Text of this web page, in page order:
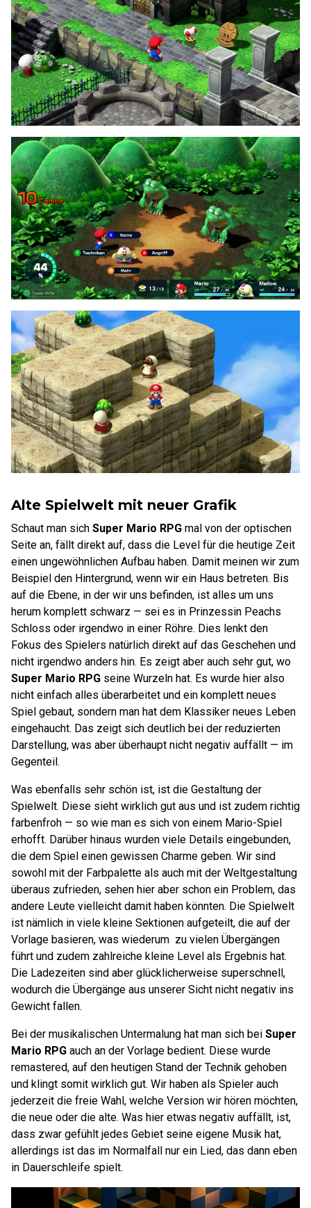
Alte Spielwelt mit neuer Grafik
Schaut man sich Super Mario RPG mal von der optischen
Seite an, fällt direkt auf, dass die Level für die heutige Zeit
einen ungewöhnlichen Aufbau haben. Damit meinen wir zum
Beispiel den Hintergrund, wenn wir ein Haus betreten. Bis
auf die Ebene, in der wir uns befinden, ist alles um uns
herum komplett schwarz — sei es in Prinzessin Peachs
Schloss oder irgendwo in einer Röhre. Dies lenkt den
Fokus des Spielers natürlich direkt auf das Geschehen und
nicht irgendwo anders hin. Es zeigt aber auch sehr gut, wo
Super Mario RPG seine Wurzeln hat. Es wurde hier also
nicht einfach alles überarbeitet und ein komplett neues
Spiel gebaut, sondern man hat dem Klassiker neues Leben
eingehaucht. Das zeigt sich deutlich bei der reduzierten
Darstellung, was aber überhaupt nicht negativ auffällt — im
Gegenteil.
Was ebenfalls sehr schön ist, ist die Gestaltung der
Spielwelt. Diese sieht wirklich gut aus und ist zudem richtig
farbenfroh — so wie man es sich von einem Mario-Spiel
erhofft. Darüber hinaus wurden viele Details eingebunden,
die dem Spiel einen gewissen Charme geben. Wir sind
sowohl mit der Farbpalette als auch mit der Weltgestaltung
überaus zufrieden, sehen hier aber schon ein Problem, das
andere Leute vielleicht damit haben könnten. Die Spielwelt
ist nämlich in viele kleine Sektionen aufgeteilt, die auf der
Vorlage basieren, was wiederum zu vielen Übergängen
führt und zudem zahlreiche kleine Level als Ergebnis hat.
Die Ladezeiten sind aber glücklicherweise superschnell,
wodurch die Übergänge aus unserer Sicht nicht negativ ins
Gewicht fallen.
Bei der musikalischen Untermalung hat man sich bei Super
Mario RPG auch an der Vorlage bedient. Diese wurde
remastered, auf den heutigen Stand der Technik gehoben
und klingt somit wirklich gut. Wir haben als Spieler auch
jederzeit die freie Wahl, welche Version wir hören möchten,
die neue oder die alte. Was hier etwas negativ auffällt, ist,
dass zwar gefühlt jedes Gebiet seine eigene Musik hat,
allerdings ist das im Normalfall nur ein Lied, das dann eben
in Dauerschleife spielt.